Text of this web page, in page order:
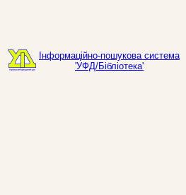
Інформаційно-пошукова система
'УФД/Бібліотека'